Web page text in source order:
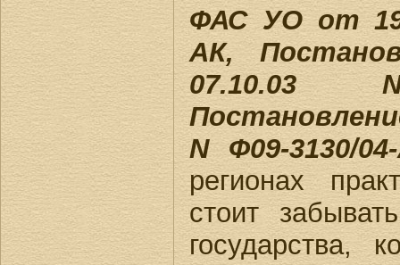
ФАС УО от
АК,
07.10.03 N
N Ф09-3130/
регионах
стоит
государства,